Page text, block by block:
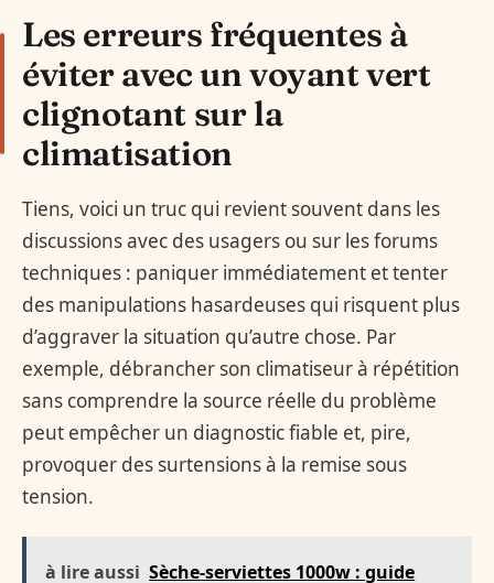
Les erreurs fréquentes à
éviter avec un voyant vert
clignotant sur la
climatisation
Tiens, voici un truc qui revient souvent dans les
discussions avec des usagers ou sur les forums
techniques : paniquer immédiatement et tenter
des manipulations hasardeuses qui risquent plus
d’aggraver la situation qu’autre chose. Par
exemple, débrancher son climatiseur à répétition
sans comprendre la source réelle du problème
peut empêcher un diagnostic fiable et, pire,
provoquer des surtensions à la remise sous
tension.
à lire aussi Sèche-serviettes 1000w : guide